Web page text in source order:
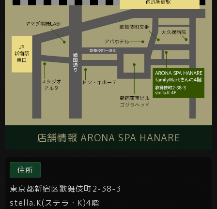
店舗情報 ARONA SPA HANARE
住所
東京都新宿区歌舞伎町2-38-3
stella.K(ステラ・K)4階